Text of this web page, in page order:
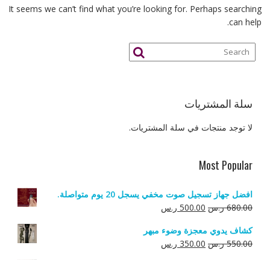
It seems we can’t find what you’re looking for. Perhaps searching
can help.
سلة المشتريات
لا توجد منتجات في سلة المشتريات.
Most Popular
افضل جهاز تسجيل صوت مخفي يسجل 20 يوم متواصلة.
680.00 ر.س السعر
هو:
680.00 ر.س.
500.00 ر.سالسعر
هو:
500.00 ر.س.
كشاف يدوي معجزة وضوء مبهر
550.00 ر.س السعر
350.00 ر.سالسعر